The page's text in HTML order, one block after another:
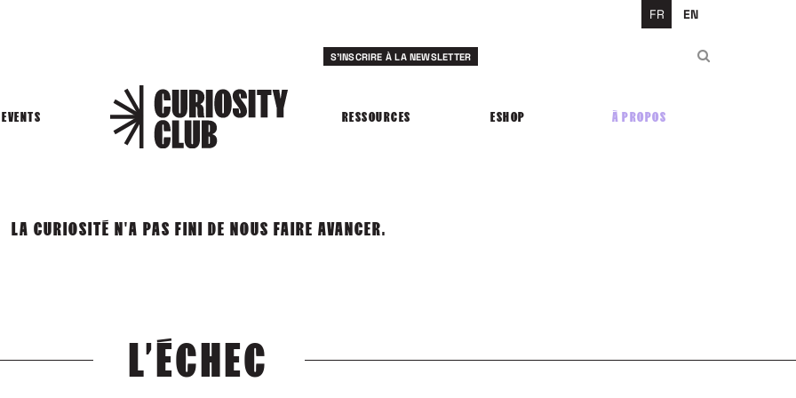
FR EN
EVENTS RESSOURCES ESHOP À PROPOS
S'INSCRIRE À LA NEWSLETTER
LA CURIOSITÉ N'A PAS FINI DE NOUS FAIRE AVANCER.
L’ÉCHEC